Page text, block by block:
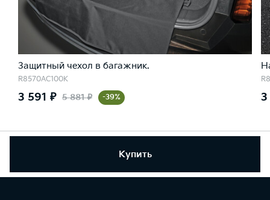
Купить
Защитный чехол в багажник.
R8570AC100K
3 591 ₽ 5 881 ₽ -39% 3